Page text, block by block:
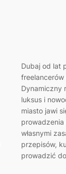
Dubaj od lat
freelancerów
Dynamiczny
luksus i
miasto jawi
własnymi
przepisów,
prowadzić